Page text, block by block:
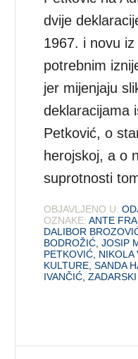
dvije
1967. i novu
potrebnim
jer mijenjaju
deklaracijama
Petković, o
herojskoj, a o
suprotnosti
OBJAVLJENO U:
OZNAKE: ANTE
DALIBOR
BODROŽIĆ ,JOSIP
PETKOVIĆ NIKOLA
KULTURE ,SANDA
IVANČIĆ ,